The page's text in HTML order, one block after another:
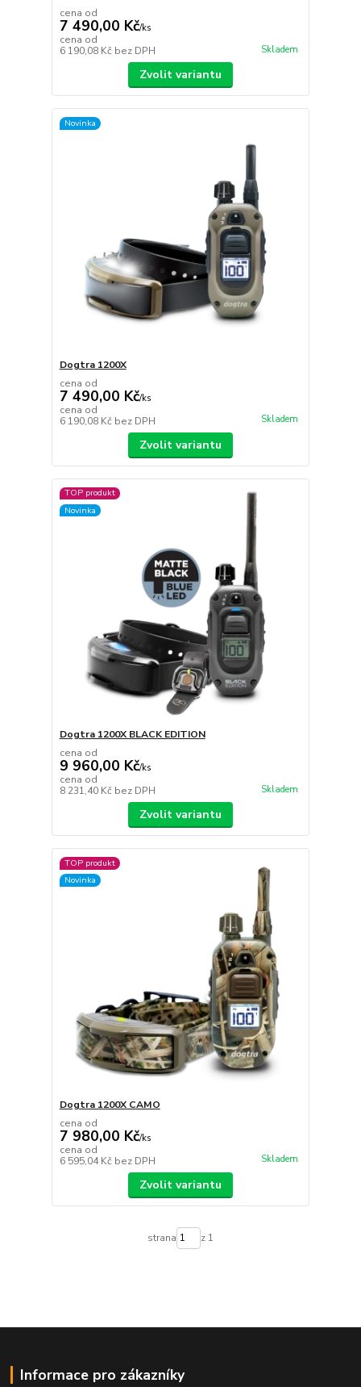
cena od
7 490,00 Kč/ks
cena od
6 190,08 Kč bez DPH Skladem
Zvolit variantu
Novinka
Dogtra 1200X
cena od
7 490,00 Kč/ks
cena od
6 190,08 Kč bez DPH Skladem
Zvolit variantu
TOP produkt
Novinka
Dogtra 1200X BLACK EDITION
cena od
9 960,00 Kč/ks
cena od
8 231,40 Kč bez DPH Skladem
Zvolit variantu
TOP produkt
Novinka
Dogtra 1200X CAMO
cena od
7 980,00 Kč/ks
cena od
6 595,04 Kč bez DPH Skladem
Zvolit variantu
strana z 1
Informace pro zákazníky